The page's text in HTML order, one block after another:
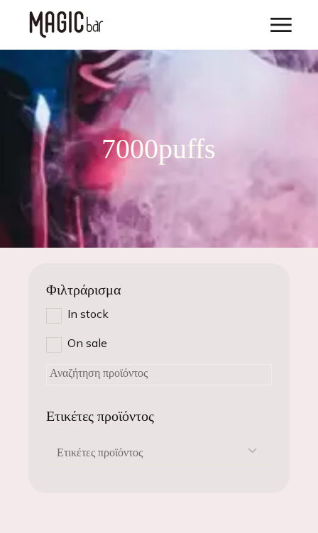
7000puffs
Φιλτράρισμα
In stock
On sale
Ετικέτες προϊόντος
Ετικέτες προϊόντος